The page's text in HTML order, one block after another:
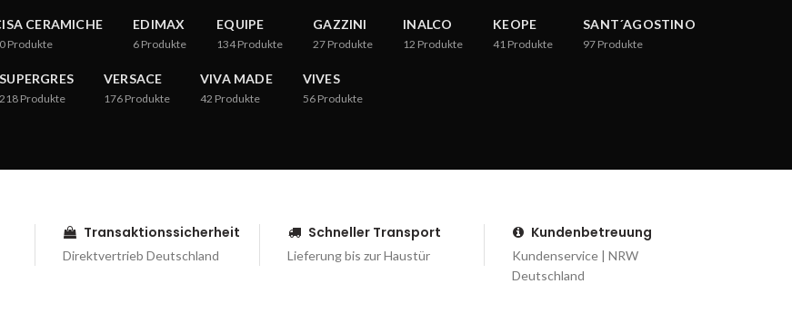
CERAMICHE
Produkte
EDIMAX
6 Produkte
EQUIPE
134Produkte
GAZZINI
27 Produkte
INALCO
12 Produkte
KEOPE
41 Produkte
SANT´AGOSTINO
97 Produkte
SUPERGRES
218 Produkte
VERSACE
176 Produkte
VIVA MADE
42 Produkte
VIVES
56 Produkte
Transaktionssicherheit
Direktvertrieb Deutschland
Schneller Transport
Lieferung bis zur Haustür
Kundenbetreuung
Kundenservice | NRW
Deutschland